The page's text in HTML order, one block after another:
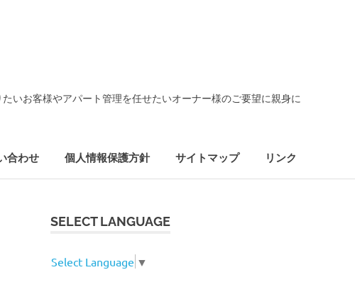
いお客様やアパート管理を任せたいオーナー様のご要望に親身に
合わせ 個人情報保護方針 サイトマップ リンク
SELECT LANGUAGE
Select Language ▼